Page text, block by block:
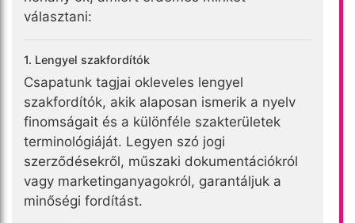
választani:
1. Lengyel szakfordítók
Csapatunk tagjai okleveles lengyel
szakfordítók, akik alaposan ismerik a nyelv
finomságait és a különféle szakterületek
terminológiáját. Legyen szó jogi
szerződésekről, műszaki dokumentációkról
vagy marketinganyagokról, garantáljuk a
minőségi fordítást.